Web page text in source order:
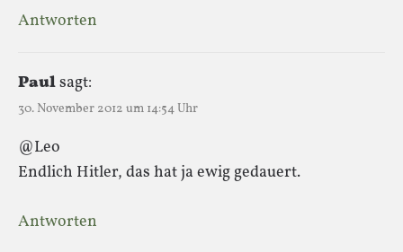
Antworten
Paulsagt:
30. November 2012 um 14:54 Uhr
@Leo
Endlich Hitler, das hat ja ewig gedauert.
Antworten